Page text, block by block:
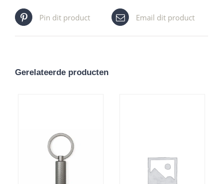
Pin dit product Email dit product
Gerelateerde producten